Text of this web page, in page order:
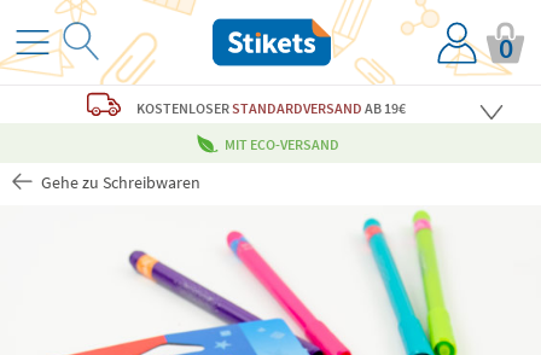
0
KOSTENLOSERSTANDARDVERSAND AB 19€
MIT ECO-VERSAND
Gehe zu Schreibwaren